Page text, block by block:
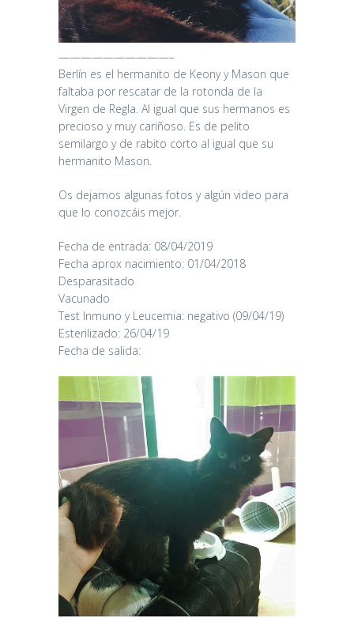
——————————–
Berlín es el hermanito de Keony y Mason que
faltaba por rescatar de la rotonda de la
Virgen de Regla. Al igual que sus hermanos es
precioso y muy cariñoso. Es de pelito
semilargo y de rabito corto al igual que su
hermanito Mason.
Os dejamos algunas fotos y algún video para
que lo conozcáis mejor.
Fecha de entrada: 08/04/2019
Fecha aprox nacimiento: 01/04/2018
Desparasitado
Vacunado
Test Inmuno y Leucemia: negativo (09/04/19)
Esterilizado: 26/04/19
Fecha de salida: